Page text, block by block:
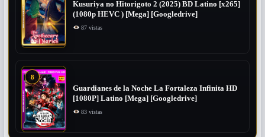
Kusuriya no Hitorigoto 2 (2025) BD Latino [x265]
(1080p HEVC ) [Mega] [Googledrive]
87 vistas
8
Guardianes de la Noche La Fortaleza Infinita HD
[1080P] Latino [Mega] [Googledrive]
83 vistas